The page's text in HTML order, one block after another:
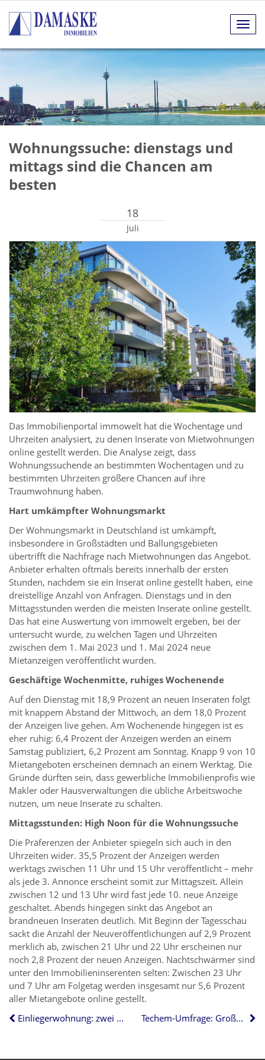
Wohnungssuche: dienstags und
mittags sind die Chancen am
besten
18
Juli
Das Immobilienportal immowelt hat die Wochentage und
Uhrzeiten analysiert, zu denen Inserate von Mietwohnungen
online gestellt werden. Die Analyse zeigt, dass
Wohnungssuchende an bestimmten Wochentagen und zu
bestimmten Uhrzeiten größere Chancen auf ihre
Traumwohnung haben.
Hart umkämpfter Wohnungsmarkt
Der Wohnungsmarkt in Deutschland ist umkämpft,
insbesondere in Großstädten und Ballungsgebieten
übertrifft die Nachfrage nach Mietwohnungen das Angebot.
Anbieter erhalten oftmals bereits innerhalb der ersten
Stunden, nachdem sie ein Inserat online gestellt haben, eine
dreistellige Anzahl von Anfragen. Dienstags und in den
Mittagsstunden werden die meisten Inserate online gestellt.
Das hat eine Auswertung von immowelt ergeben, bei der
untersucht wurde, zu welchen Tagen und Uhrzeiten
zwischen dem 1. Mai 2023 und 1. Mai 2024 neue
Mietanzeigen veröffentlicht wurden.
Geschäftige Wochenmitte, ruhiges Wochenende
Auf den Dienstag mit 18,9 Prozent an neuen Inseraten folgt
mit knappem Abstand der Mittwoch, an dem 18,0 Prozent
der Anzeigen live gehen. Am Wochenende hingegen ist es
eher ruhig: 6,4 Prozent der Anzeigen werden an einem
Samstag publiziert, 6,2 Prozent am Sonntag. Knapp 9 von 10
Mietangeboten erscheinen demnach an einem Werktag. Die
Gründe dürften sein, dass gewerbliche Immobilienprofis wie
Makler oder Hausverwaltungen die übliche Arbeitswoche
nutzen, um neue Inserate zu schalten.
Mittagsstunden: High Noon für die Wohnungssuche
Die Präferenzen der Anbieter spiegeln sich auch in den
Uhrzeiten wider. 35,5 Prozent der Anzeigen werden
werktags zwischen 11 Uhr und 15 Uhr veröffentlicht – mehr
als jede 3. Annonce erscheint somit zur Mittagszeit. Allein
zwischen 12 und 13 Uhr wird fast jede 10. neue Anzeige
geschaltet. Abends hingegen sinkt das Angebot an
brandneuen Inseraten deutlich. Mit Beginn der Tagesschau
sackt die Anzahl der Neuveröffentlichungen auf 2,9 Prozent
merklich ab, zwischen 21 Uhr und 22 Uhr erscheinen nur
noch 2,8 Prozent der neuen Anzeigen. Nachtschwärmer sind
unter den Immobilieninserenten selten: Zwischen 23 Uhr
und 7 Uhr am Folgetag werden insgesamt nur 5,6 Prozent
aller Mietangebote online gestellt.
Einliegerwohnung: zwei Haushalte unter einem Dach
Techem-Umfrage: Großes Interesse an Mieterstrom